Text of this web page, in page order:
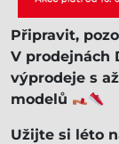
Připravit,
V prodejnách
výprodeje s
modelů
Užijte si léto